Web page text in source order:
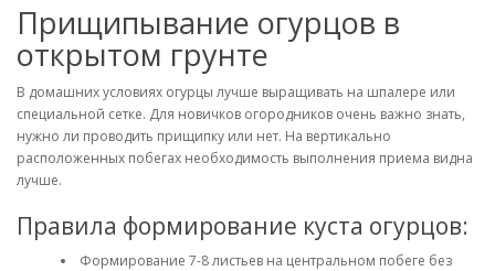
Прищипывание огурцов в
открытом грунте
В домашних условиях огурцы лучше выращивать на шпалере или
специальной сетке. Для новичков огородников очень важно знать,
нужно ли проводить прищипку или нет. На вертикально
расположенных побегах необходимость выполнения приема видна
лучше.
Правила формирование куста огурцов:
Формирование 7-8 листьев на центральном побеге без